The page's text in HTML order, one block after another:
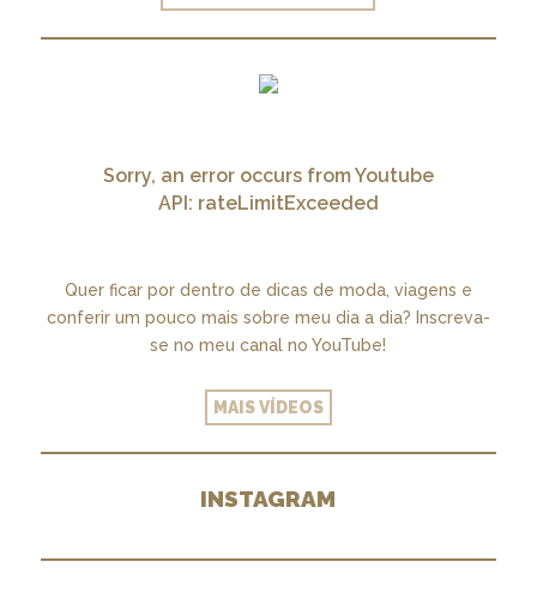
Sorry, an error occurs from Youtube
API: rateLimitExceeded
Quer ficar por dentro de dicas de moda, viagens e
conferir um pouco mais sobre meu dia a dia? Inscreva-
se no meu canal no YouTube!
MAIS VÍDEOS
INSTAGRAM